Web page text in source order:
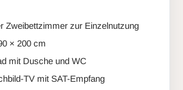
Zweibettzimmer zur Einzelnutzung
× 200 cm
mit Dusche und WC
TV mit SAT-Empfang